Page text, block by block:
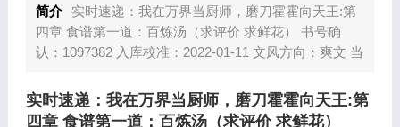
简介
实时速递：我在万界当厨师，磨刀霍霍向天王:第
四章 食谱第一道：百炼汤（求评价 求鲜花） 书号确
认：1097382 入库校准：2022-01-11 文风方向：爽文 当
实时速递：我在万界当厨师，磨刀霍霍向天王:第
四章 食谱第一道：百炼汤（求评价 求鲜花）